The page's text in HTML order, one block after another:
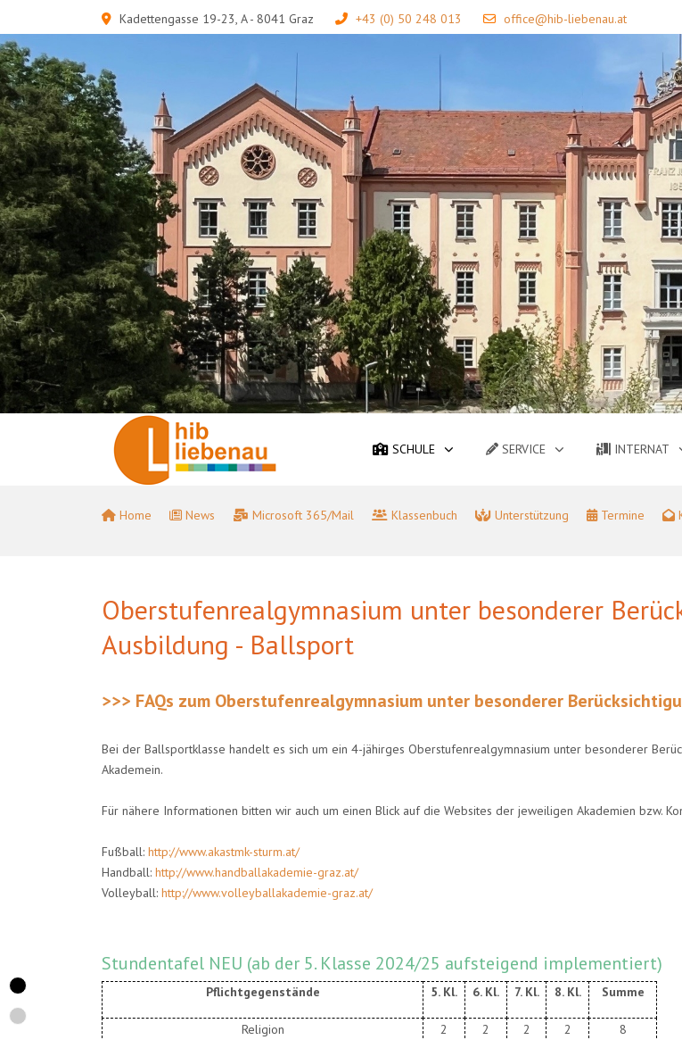
Kadettengasse 19-23, A - 8041 Graz +43 (0) 50 248 013 office@hib-liebenau.at
SCHULE SERVICE INTERNAT
Home News Microsoft 365/Mail Klassenbuch Unterstützung Termine
Oberstufenrealgymnasium unter besonderer
Ausbildung - Ballsport
>>> FAQs zum Oberstufenrealgymnasium unter besonderer
Bei der Ballsportklasse handelt es sich um ein 4-jähirges Oberstufenrealgymnasium unter besonderer
Akademein.
Für nähere Informationen bitten wir auch um einen Blick auf die Websites der jeweiligen Akademien bzw.
Fußball: http://www.akastmk-sturm.at/
Handball: http://www.handballakademie-graz.at/
Volleyball: http://www.volleyballakademie-graz.at/
Stundentafel NEU (ab der 5. Klasse 2024/25 aufsteigend implementiert)
Pflichtgegenstände 5. Kl. 6. Kl. 7. Kl. 8. Kl. Summe
Religion 2 2 2 2 8